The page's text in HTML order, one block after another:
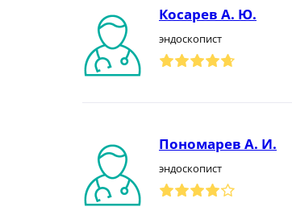
Косарев А. Ю.
эндоскопист
Пономарев А. И.
эндоскопист